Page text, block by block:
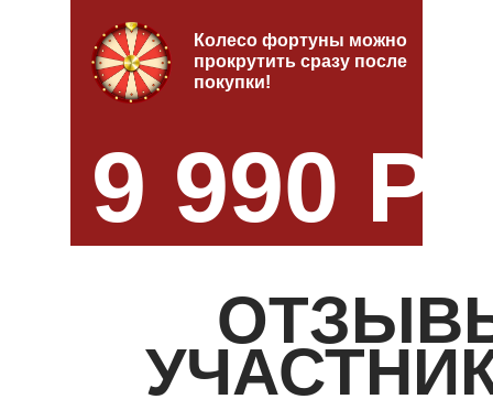
Колесо фортуны можно
прокрутить сразу после
покупки!
9 990
Оформить билет